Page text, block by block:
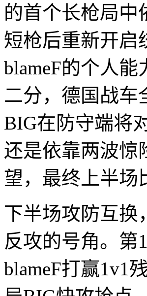
的首个长枪局中
短枪后重新开启
blameF的个人
二分，德国战车
BIG在防守端将
还是依靠两波惊
望，最终上半场
下半场攻防互换
反攻的号角。第
blameF打赢1v1